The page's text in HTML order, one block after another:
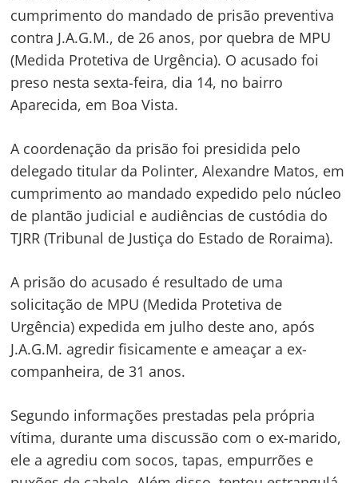
cumprimento do mandado de prisão preventiva
contra J.A.G.M., de 26 anos, por quebra de MPU
(Medida Protetiva de Urgência). O acusado foi
preso nesta sexta-feira, dia 14, no bairro
Aparecida, em Boa Vista.
A coordenação da prisão foi presidida pelo
delegado titular da Polinter, Alexandre Matos, em
cumprimento ao mandado expedido pelo núcleo
de plantão judicial e audiências de custódia do
TJRR (Tribunal de Justiça do Estado de Roraima).
A prisão do acusado é resultado de uma
solicitação de MPU (Medida Protetiva de
Urgência) expedida em julho deste ano, após
J.A.G.M. agredir fisicamente e ameaçar a ex-
companheira, de 31 anos.
Segundo informações prestadas pela própria
vítima, durante uma discussão com o ex-marido,
ele a agrediu com socos, tapas, empurrões e